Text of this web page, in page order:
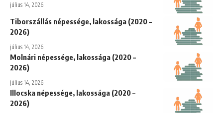
július 14, 2026
Tiborszállás népessége, lakossága (2020 –
2026)
július 14, 2026
Molnári népessége, lakossága (2020 –
2026)
július 14, 2026
Illocska népessége, lakossága (2020 –
2026)